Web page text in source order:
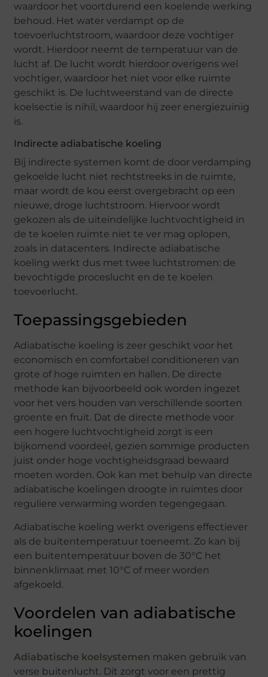
waardoor het voortdurend een koelende werking
behoud. Het water verdampt op de
toevoerluchtstroom, waardoor deze vochtiger
wordt. Hierdoor neemt de temperatuur van de
lucht af. De lucht wordt hierdoor overigens wel
vochtiger, waardoor het niet voor elke ruimte
geschikt is. De luchtweerstand van de directe
koelsectie is nihil, waardoor hij zeer energiezuinig
is.
Indirecte adiabatische koeling
Bij indirecte systemen komt de door verdamping
gekoelde lucht niet rechtstreeks in de ruimte,
maar wordt de kou eerst overgebracht op een
nieuwe, droge luchtstroom. Hiervoor wordt
gekozen als de uiteindelijke luchtvochtigheid in
de te koelen ruimte niet te ver mag oplopen,
zoals in datacenters. Indirecte adiabatische
koeling werkt dus met twee luchtstromen: de
bevochtigde proceslucht en de te koelen
toevoerlucht.
Toepassingsgebieden
Adiabatische koeling is zeer geschikt voor het
economisch en comfortabel conditioneren van
grote of hoge ruimten en hallen. De directe
methode kan bijvoorbeeld ook worden ingezet
voor het vers houden van verschillende soorten
groente en fruit. Dat de directe methode voor
een hogere luchtvochtigheid zorgt is een
bijkomend voordeel, gezien sommige producten
juist onder hoge vochtigheidsgraad bewaard
moeten worden. Ook kan met behulp van directe
adiabatische koelingen droogte in ruimtes door
reguliere verwarming worden tegengegaan.
Adiabatische koeling werkt overigens effectiever
als de buitentemperatuur toeneemt. Zo kan bij
een buitentemperatuur boven de 30°C het
binnenklimaat met 10°C of meer worden
afgekoeld.
Voordelen van adiabatische
koelingen
Adiabatische koelsystemen maken gebruik van
verse buitenlucht. Dit zorgt voor een prettig